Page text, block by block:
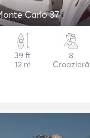
Carlo 37
39 ft
12 m
8
Croazieră